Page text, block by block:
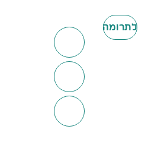
לתרומה